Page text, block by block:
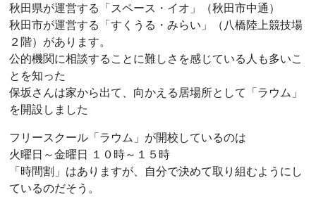
秋田県が運営する「スペース・イオ」（秋田市中通）
秋田市が運営する「すくうる・みらい」（八橋陸上競技場
２階）があります。
公的機関に相談することに難しさを感じている人も多いこ
とを知った
保坂さんは家から出て、向かえる居場所として「ラウム」
を開設しました
フリースクール「ラウム」が開校しているのは
火曜日～金曜日 １０時～１５時
「時間割」はありますが、自分で決めて取り組むようにし
ているのだそう。